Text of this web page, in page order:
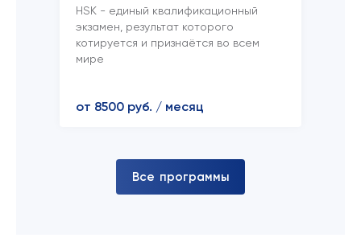
HSK - единый квалификационный
экзамен, результат которого
котируется и признаётся во всем
мире
от 8500 руб. / месяц
Все программы